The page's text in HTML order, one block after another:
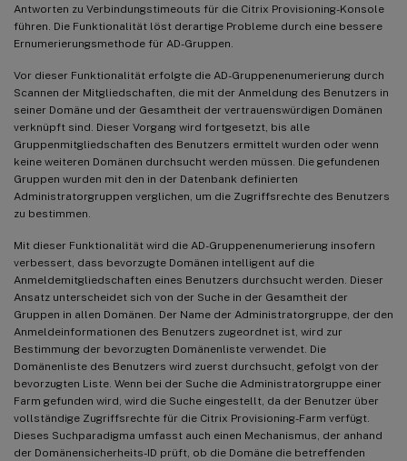
Antworten zu Verbindungstimeouts für die Citrix Provisioning-Konsole
führen. Die Funktionalität löst derartige Probleme durch eine bessere
Ernumerierungsmethode für AD-Gruppen.
Vor dieser Funktionalität erfolgte die AD-Gruppenenumerierung durch
Scannen der Mitgliedschaften, die mit der Anmeldung des Benutzers in
seiner Domäne und der Gesamtheit der vertrauenswürdigen Domänen
verknüpft sind. Dieser Vorgang wird fortgesetzt, bis alle
Gruppenmitgliedschaften des Benutzers ermittelt wurden oder wenn
keine weiteren Domänen durchsucht werden müssen. Die gefundenen
Gruppen wurden mit den in der Datenbank definierten
Administratorgruppen verglichen, um die Zugriffsrechte des Benutzers
zu bestimmen.
Mit dieser Funktionalität wird die AD-Gruppenenumerierung insofern
verbessert, dass bevorzugte Domänen intelligent auf die
Anmeldemitgliedschaften eines Benutzers durchsucht werden. Dieser
Ansatz unterscheidet sich von der Suche in der Gesamtheit der
Gruppen in allen Domänen. Der Name der Administratorgruppe, der den
Anmeldeinformationen des Benutzers zugeordnet ist, wird zur
Bestimmung der bevorzugten Domänenliste verwendet. Die
Domänenliste des Benutzers wird zuerst durchsucht, gefolgt von der
bevorzugten Liste. Wenn bei der Suche die Administratorgruppe einer
Farm gefunden wird, wird die Suche eingestellt, da der Benutzer über
vollständige Zugriffsrechte für die Citrix Provisioning-Farm verfügt.
Dieses Suchparadigma umfasst auch einen Mechanismus, der anhand
der Domänensicherheits-ID prüft, ob die Domäne die betreffenden